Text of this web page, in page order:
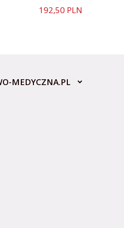
192,50 PLN
MEDYCZNA.PL